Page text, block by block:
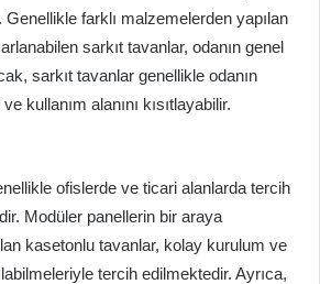
Genellikle farklı malzemelerden yapılan
sarkıt tavanlar, odanın genel
sarkıt tavanlar genellikle odanın
kullanım alanını kısıtlayabilir.
ofislerde ve ticari alanlarda tercih
Modüler panellerin bir araya
kasetonlu tavanlar, kolay kurulum ve
tercih edilmektedir. Ayrıca,